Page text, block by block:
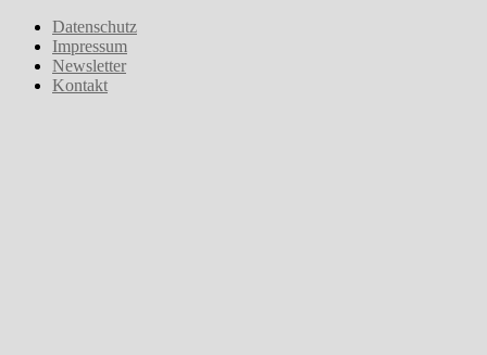
Zum
Inhalt
springen
Datenschutz
Impressum
Newsletter
Kontakt